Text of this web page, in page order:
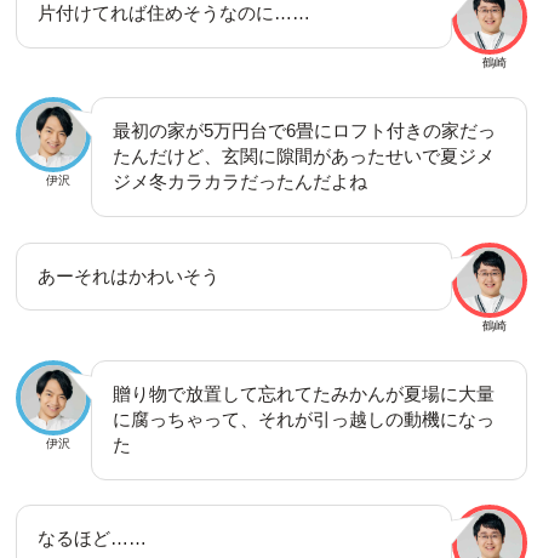
鶴崎
片付けてれば住めそうなのに……
伊沢
最初の家が5万円台で6畳にロフト付きの家だっ
たんだけど、玄関に隙間があったせいで夏ジメ
ジメ冬カラカラだったんだよね
鶴崎
あーそれはかわいそう
伊沢
贈り物で放置して忘れてたみかんが夏場に大量
に腐っちゃって、それが引っ越しの動機になっ
た
なるほど……